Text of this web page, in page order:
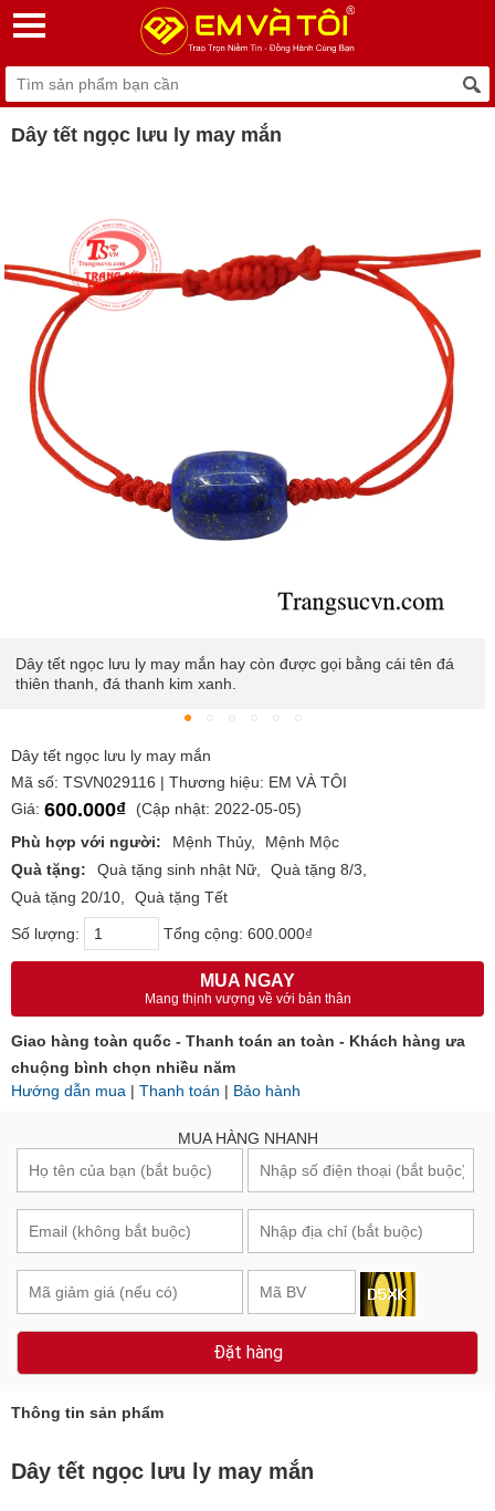
Dây tết ngọc lưu ly may mắn
Dây tết ngọc lưu ly may mắn hay còn được gọi bằng cái tên đá
thiên thanh, đá thanh kim xanh.
Dây tết ngọc lưu ly may mắn
Mã số: TSVN029116 | Thương hiệu: EM VÀ TÔI
Giá: 600.000₫
(Cập nhật: 2022-05-05)
Phù hợp với người:
Mệnh Thủy
Mệnh Mộc
Quà tặng:
Quà tặng sinh nhật Nữ
Quà tặng 8/3
Quà tặng 20/10
Quà tặng Tết
Số lượng: Tổng cộng: 600.000₫
MUA NGAY
Mang thịnh vượng về với bản thân
Giao hàng toàn quốc - Thanh toán an toàn - Khách hàng ưa
chuộng bình chọn nhiều năm
Hướng dẫn mua | Thanh toán | Bảo hành
MUA HÀNG NHANH
Đặt hàng
Thông tin sản phẩm
Dây tết ngọc lưu ly may mắn